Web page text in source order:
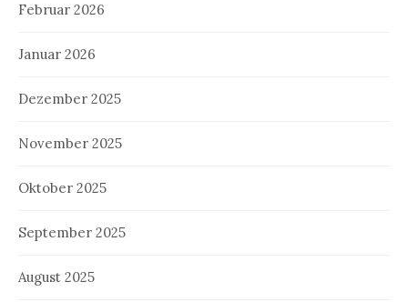
Februar 2026
Januar 2026
Dezember 2025
November 2025
Oktober 2025
September 2025
August 2025